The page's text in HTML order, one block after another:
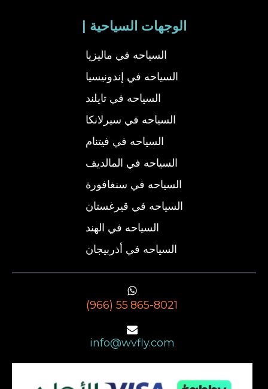
| الوجهات السياحية
السياحه في ماليزيا
السياحه في إندونيسيا
السياحه في تايلند
السياحه في سيرلانكا
السياحه في فيتنام
السياحه في المالديف
السياحه في سنغافورة
السياحه في قيرغستان
السياحه في الهند
السياحه في أذربيجان
(966) 55 865-8021
info@wvfly.com